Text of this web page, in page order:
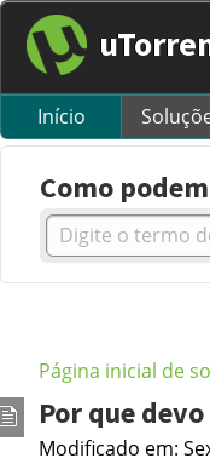
Início
Como
Página inicial de
Por que
Modificado em: